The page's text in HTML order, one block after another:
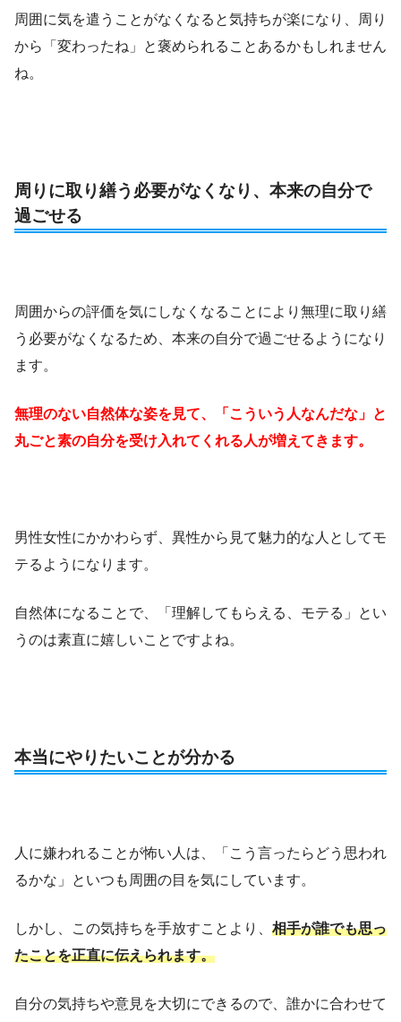
周囲に気を遣うことがなくなると気持ちが楽になり、周り
から「変わったね」と褒められることあるかもしれません
ね。
周りに取り繕う必要がなくなり、本来の自分で
過ごせる
周囲からの評価を気にしなくなることにより無理に取り繕
う必要がなくなるため、本来の自分で過ごせるようになり
ます。
無理のない自然体な姿を見て、「こういう人なんだな」と
丸ごと素の自分を受け入れてくれる人が増えてきます。
男性女性にかかわらず、異性から見て魅力的な人としてモ
テるようになります。
自然体になることで、「理解してもらえる、モテる」とい
うのは素直に嬉しいことですよね。
本当にやりたいことが分かる
人に嫌われることが怖い人は、「こう言ったらどう思われ
るかな」といつも周囲の目を気にしています。
しかし、この気持ちを手放すことより、 相手が誰でも思っ
たことを正直に伝えられます。
自分の気持ちや意見を大切にできるので、誰かに合わせて